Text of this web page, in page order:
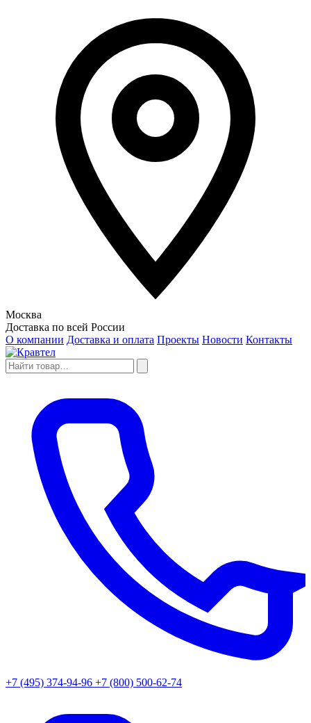
Москва
Доставка по всей России
О компании Доставка и оплата Проекты Новости Контакты
+7 (495) 374-94-96 +7 (800) 500-62-74